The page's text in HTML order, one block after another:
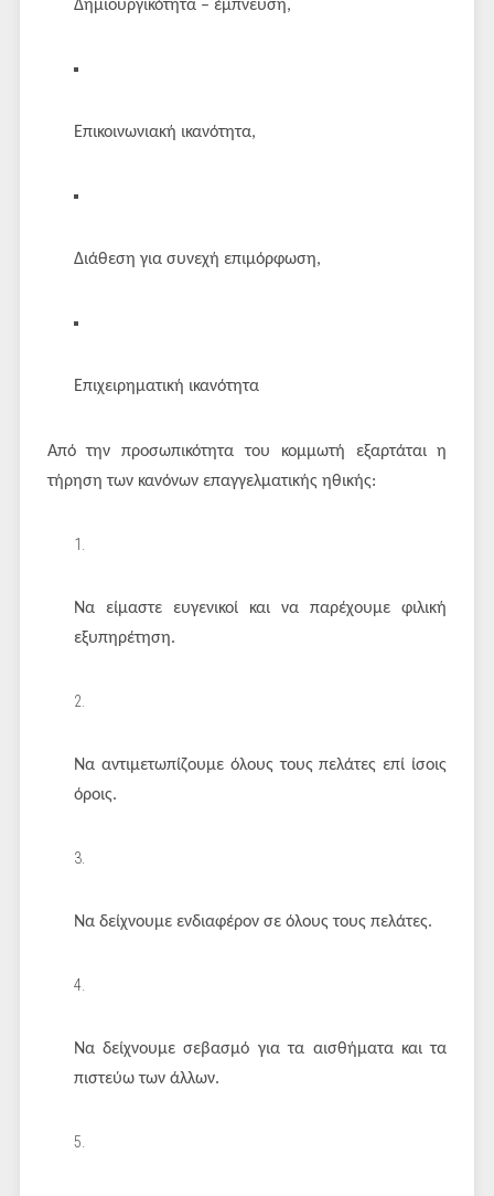
Δημιουργικότητα – έμπνευση,
Επικοινωνιακή ικανότητα,
Διάθεση για συνεχή επιμόρφωση,
Επιχειρηματική ικανότητα
Από την προσωπικότητα του κομμωτή εξαρτάται η
τήρηση των κανόνων επαγγελματικής ηθικής:
Να είμαστε ευγενικοί και να παρέχουμε φιλική
εξυπηρέτηση.
Να αντιμετωπίζουμε όλους τους πελάτες επί ίσοις
όροις.
Να δείχνουμε ενδιαφέρον σε όλους τους πελάτες.
Να δείχνουμε σεβασμό για τα αισθήματα και τα
πιστεύω των άλλων.